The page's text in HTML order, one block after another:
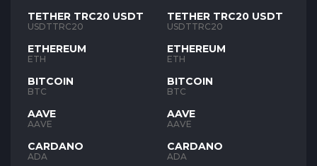
TETHER TRC20 USDT
USDTTRC20
ETHEREUM
ETH
BITCOIN
BTC
AAVE
AAVE
CARDANO
ADA
TETHER TRC20 USDT
USDTTRC20
ETHEREUM
ETH
BITCOIN
BTC
AAVE
AAVE
CARDANO
ADA